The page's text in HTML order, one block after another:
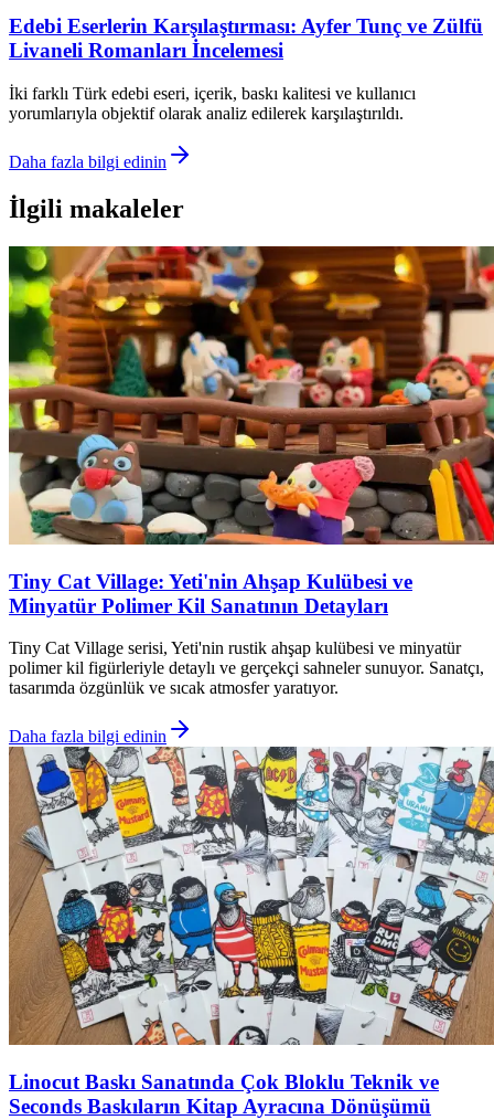
Edebi Eserlerin Karşılaştırması: Ayfer Tunç ve Zülfü
Livaneli Romanları İncelemesi
İki farklı Türk edebi eseri, içerik, baskı kalitesi ve kullanıcı
yorumlarıyla objektif olarak analiz edilerek karşılaştırıldı.
Daha fazla bilgi edinin
İlgili makaleler
Tiny Cat Village: Yeti'nin Ahşap Kulübesi ve
Minyatür Polimer Kil Sanatının Detayları
Tiny Cat Village serisi, Yeti'nin rustik ahşap kulübesi ve minyatür
polimer kil figürleriyle detaylı ve gerçekçi sahneler sunuyor. Sanatçı,
tasarımda özgünlük ve sıcak atmosfer yaratıyor.
Daha fazla bilgi edinin
Linocut Baskı Sanatında Çok Bloklu Teknik ve
Seconds Baskıların Kitap Ayracına Dönüşümü